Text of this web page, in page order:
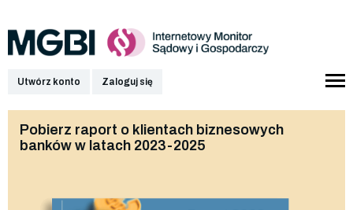
Utwórz konto Zaloguj się
Pobierz raport o klientach biznesowych
banków w latach 2023-2025